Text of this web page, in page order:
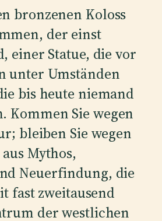
bronzenen Koloss
der einst
einer Statue, die vor
unter Umständen
bis heute niemand
Kommen Sie wegen
bleiben Sie wegen
Mythos,
Neuerfindung, die
fast zweitausend
der westlichen